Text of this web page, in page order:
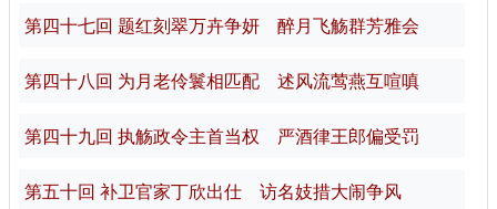
第四十七回 题红刻翠万卉争妍 醉月飞觞群芳雅会
第四十八回 为月老伶鬟相匹配 述风流莺燕互喧嗔
第四十九回 执觞政令主首当权 严酒律王郎偏受罚
第五十回 补卫官家丁欣出仕 访名妓措大闹争风